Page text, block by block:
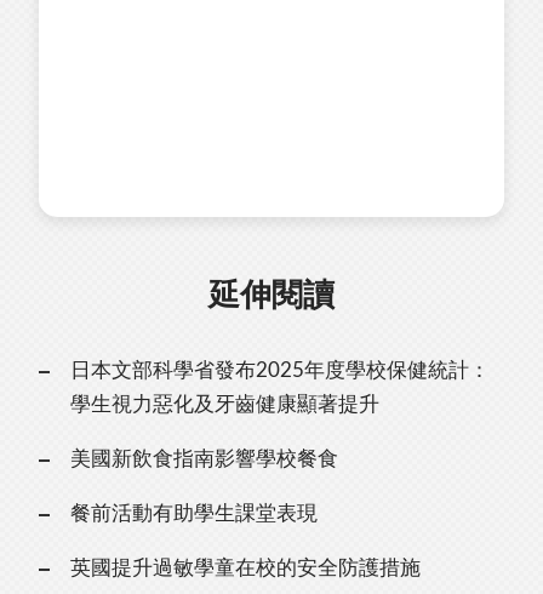
延伸閱讀
日本文部科學省發布2025年度學校保健統計：
學生視力惡化及牙齒健康顯著提升
美國新飲食指南影響學校餐食
餐前活動有助學生課堂表現
英國提升過敏學童在校的安全防護措施